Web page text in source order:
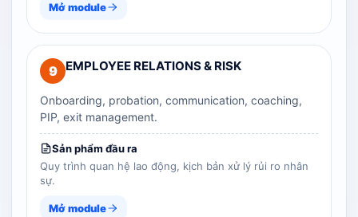
Mở module
9 EMPLOYEE RELATIONS & RISK
Onboarding, probation, communication, coaching,
PIP, exit management.
Sản phẩm đầu ra
Quy trình quan hệ lao động, kịch bản xử lý rủi ro nhân
sự.
Mở module